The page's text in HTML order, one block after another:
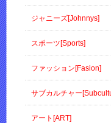
ジャニーズ[Johnnys]
スポーツ[Sports]
ファッション[Fasion]
サブカルチャー
アート[ART]